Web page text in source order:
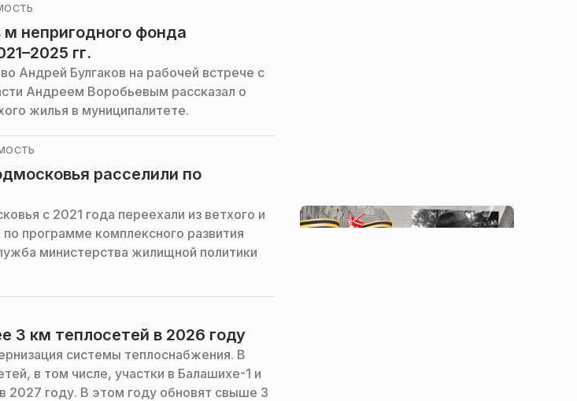
м непригодного фонда
гг.
Андрей Булгаков на рабочей встрече с
Андреем Воробьевым рассказал о
жилья в муниципалитете.
расселили по
с 2021 года переехали из ветхого и
программе комплексного развития
министерства жилищной политики
3 км теплосетей в 2026 году
системы теплоснабжения. В
в том числе, участки в Балашихе-1 и
2027 году. В этом году обновят свыше 3